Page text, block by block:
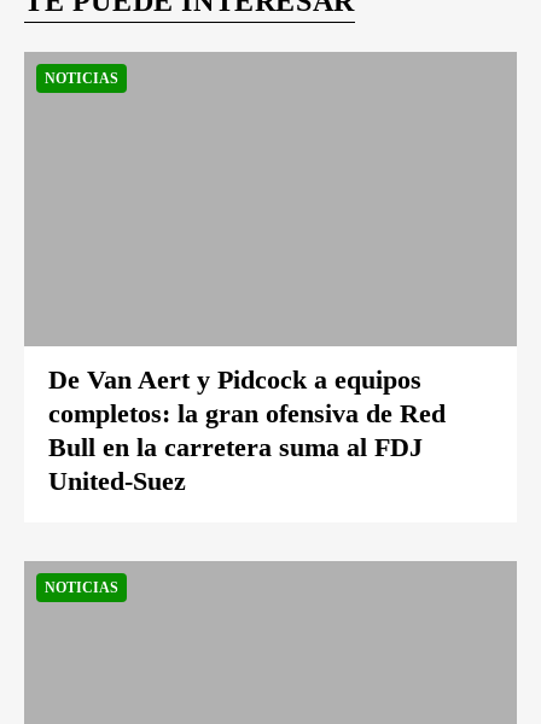
NOTICIAS
De Van Aert y Pidcock a equipos
completos: la gran ofensiva de Red
Bull en la carretera suma al FDJ
United-Suez
NOTICIAS